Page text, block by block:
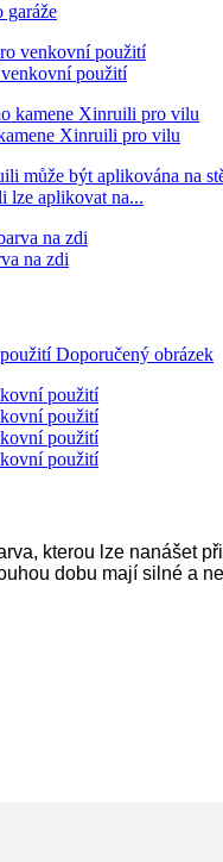
garáže
použití
Xinruili pro vilu
lze aplikovat na...
na zdi
kterou lze nanášet
dobu mají silné a